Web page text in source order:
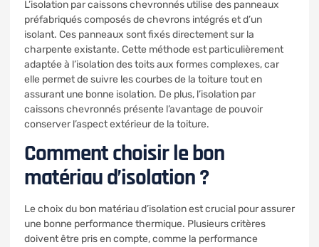
L’isolation par caissons chevronnés utilise des panneaux
préfabriqués composés de chevrons intégrés et d’un
isolant. Ces panneaux sont fixés directement sur la
charpente existante. Cette méthode est particulièrement
adaptée à l’isolation des toits aux formes complexes, car
elle permet de suivre les courbes de la toiture tout en
assurant une bonne isolation. De plus, l’isolation par
caissons chevronnés présente l’avantage de pouvoir
conserver l’aspect extérieur de la toiture.
Comment choisir le bon
matériau d’isolation ?
Le choix du bon matériau d’isolation est crucial pour assurer
une bonne performance thermique. Plusieurs critères
doivent être pris en compte, comme la performance